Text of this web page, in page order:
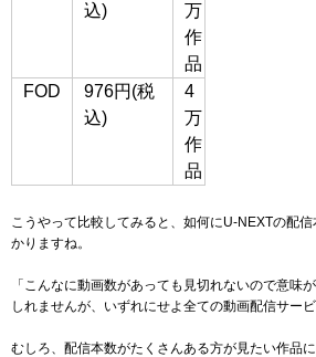
込)
万
作
品
FOD
976円(税
込)
4
万
作
品
こうやって比較してみると、如何にU-NEXTの配
かりますね。
「こんなに動画数があっても見切れないので意味
しれませんが、いずれにせよ全ての動画配信サー
むしろ、配信本数がたくさんある方が見たい作品